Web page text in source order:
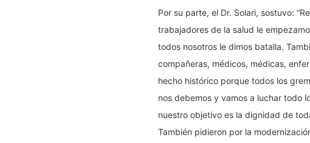
Por su parte, el Dr. Solari, sostuvo:
trabajadores de la salud le
todos nosotros le dimos batalla.
compañeras, médicos, médicas,
hecho histórico porque todos los
nos debemos y vamos a luchar todo
nuestro objetivo es la dignidad de
También pidieron por la